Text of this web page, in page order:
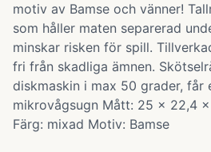
motiv av Bamse och vänner!
som håller maten separerad
minskar risken för spill.
fri från skadliga ämnen.
diskmaskin i max 50 grader, får
mikrovågsugn Mått: 25 x 22,4 x
Färg: mixad Motiv: Bamse